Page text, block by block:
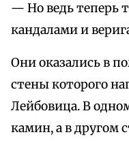
— Но ведь теперь
кандалами и
Они оказались в
стены которого
Лейбовица. В
камин, а в другом